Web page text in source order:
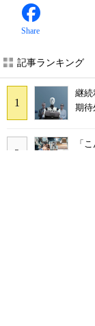
Share
記事ランキング
継
期待
「